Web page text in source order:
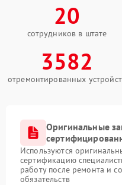
20
сотрудников в штате
3582
отремонтированных
Оригинальные
Используются
сертификацию
работу после ремонта и
обязательств